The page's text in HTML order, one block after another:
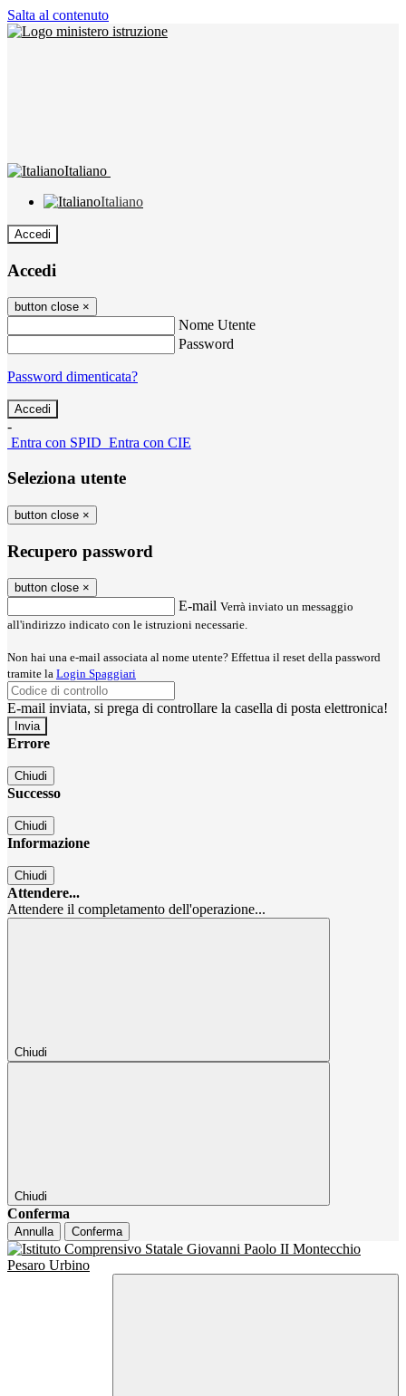
Salta al contenuto
Italiano
Italiano
Accedi
Accedi
button close ×
Nome Utente
Password
Password dimenticata?
-
Entra con SPID Entra con CIE
Seleziona utente
button close ×
Recupero password
button close ×
E-mail Verrà inviato un messaggio
all'indirizzo indicato con le istruzioni necessarie.
Non hai una e-mail associata al nome utente? Effettua il reset della password
tramite la Login Spaggiari
E-mail inviata, si prega di controllare la casella di posta elettronica!
Errore
Chiudi
Successo
Chiudi
Informazione
Chiudi
Attendere...
Attendere il completamento dell'operazione...
Chiudi
Chiudi
Conferma
Annulla Conferma